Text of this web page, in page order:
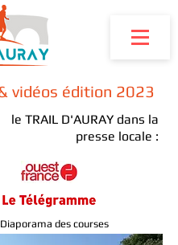
vidéos édition 2023
le TRAIL D'AURAY dans la
presse locale :
Diaporama des courses